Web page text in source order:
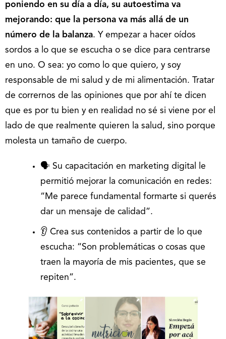
poniendo en su día a día, su autoestima va
mejorando: que la persona va más allá de un
número de la balanza. Y empezar a hacer oídos
sordos a lo que se escucha o se dice para centrarse
en uno. O sea: yo como lo que quiero, y soy
responsable de mi salud y de mi alimentación. Tratar
de corrernos de las opiniones que por ahí te dicen
que es por tu bien y en realidad no sé si viene por el
lado de que realmente quieren la salud, sino porque
molesta un tamaño de cuerpo.
🗣️ Su capacitación en marketing digital le
permitió mejorar la comunicación en redes:
“Me parece fundamental formarte si querés
dar un mensaje de calidad”.
👂 Crea sus contenidos a partir de lo que
escucha: “Son problemáticas o cosas que
traen la mayoría de mis pacientes, que se
repiten”.